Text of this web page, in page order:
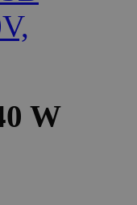
W